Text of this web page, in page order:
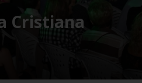
Cristiana